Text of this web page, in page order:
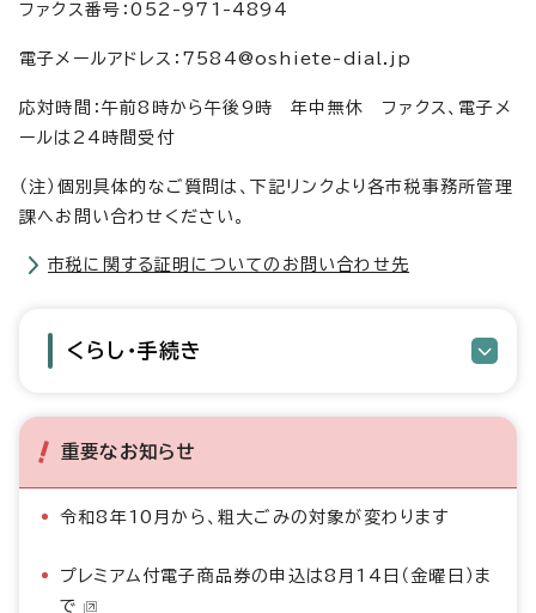
ファクス番号：052-971-4894
電子メールアドレス：7584@oshiete-dial.jp
応対時間：午前8時から午後9時 年中無休 ファクス、電子メ
ールは24時間受付
（注）個別具体的なご質問は、下記リンクより各市税事務所管理
課へお問い合わせください。
市税に関する証明についてのお問い合わせ先
くらし・手続き
重要なお知らせ
令和8年10月から、粗大ごみの対象が変わります
プレミアム付電子商品券の申込は8月14日（金曜日）ま
で